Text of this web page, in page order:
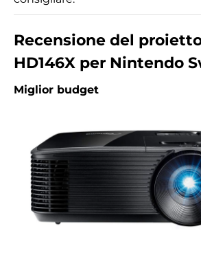
Recensione del
HD146X per Nintendo
Miglior budget